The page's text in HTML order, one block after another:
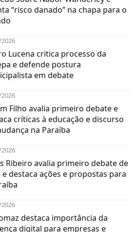
“risco danado” na chapa para o
Lucena critica processo da
e defende postura
em debate
Filho avalia primeiro debate e
críticas à educação e discurso
na Paraíba
Ribeiro avalia primeiro debate de
e destaca ações e propostas para
destaca importância da
digital para empresas e